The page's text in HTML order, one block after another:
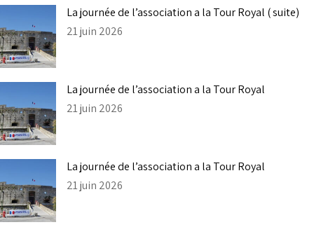
La journée de l’association a la Tour Royal ( suite)
21 juin 2026
La journée de l’association a la Tour Royal
21 juin 2026
La journée de l’association a la Tour Royal
21 juin 2026